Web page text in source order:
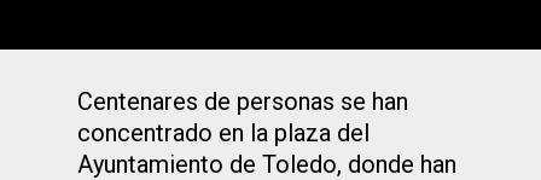
Centenares de personas se han
concentrado en la plaza del
Ayuntamiento de Toledo, donde han